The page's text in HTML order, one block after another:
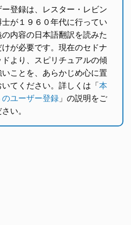
登録は、レスター・レビン
士が１９６０年代に行ってい
の内容の日本語翻訳を読みた
けが必要です。現在のセドナ
ドより、スピリチュアルの傾
いことを、あらかじめ心に置
いてください。詳しくは「本
のユーザー登録 」の説明をご
い。